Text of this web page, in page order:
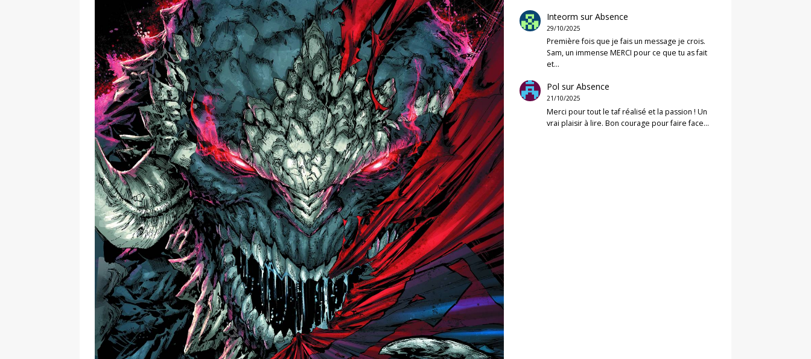
Inteorm surAbsence
29/10/2025
Première fois que je fais un message je crois.
Sam, un immense MERCI pour ce que tu as fait
et…
Pol surAbsence
21/10/2025
Merci pour tout le taf réalisé et la passion ! Un
vrai plaisir à lire. Bon courage pour faire face…